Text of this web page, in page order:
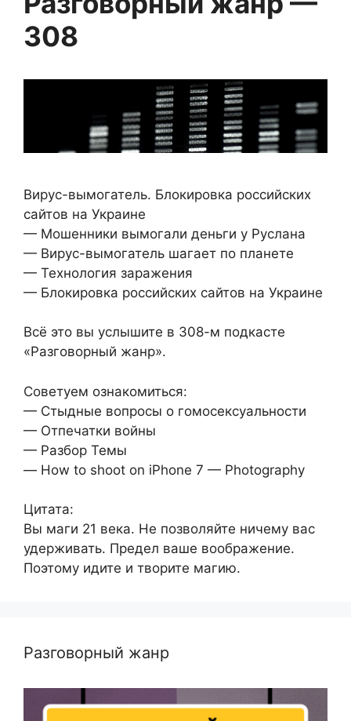
308
Вирус-вымогатель. Блокировка российских
сайтов на Украине
— Мошенники вымогали деньги у Руслана
— Вирус-вымогатель шагает по планете
— Технология заражения
— Блокировка российских сайтов на Украине
Всё это вы услышите в 308-м подкасте
«Разговорный жанр».
Советуем ознакомиться:
— Стыдные вопросы о гомосексуальности
— Отпечатки войны
— Разбор Темы
— How to shoot on iPhone 7 — Photography
Цитата:
Вы маги 21 века. Не позволяйте ничему вас
удерживать. Предел ваше воображение.
Поэтому идите и творите магию.
Разговорный жанр